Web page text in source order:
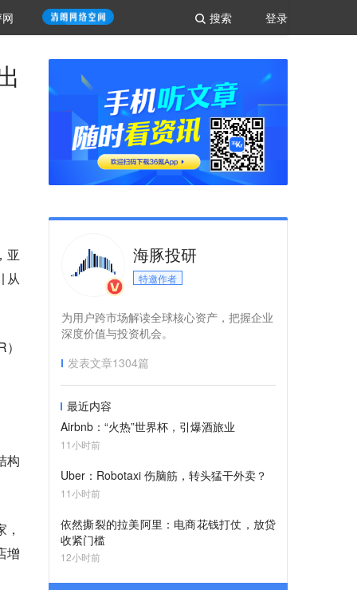
登录
搜索
亚
从
构
增
海豚投研
特邀作者
为用户跨市场解读全球核心资产，把握企业
深度价值与投资机会。
发表文章1304篇
最近内容
Airbnb：“火热”世界杯，引爆酒旅业
11小时前
Uber：Robotaxi 伤脑筋，转头猛干外卖？
11小时前
依然撕裂的拉美阿里：电商花钱打仗，放贷
收紧门槛
12小时前